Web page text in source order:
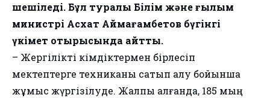
шешіледі. Бұл туралы Білім және ғылым
министрі Асхат Аймағамбетов бүгінгі
үкімет отырысында айтты.
– Жергілікті әкімдіктермен бірлесіп
мектептерге техниканы сатып алу бойынша
жұмыс жүргізілуде. Жалпы алғанда, 185 мың